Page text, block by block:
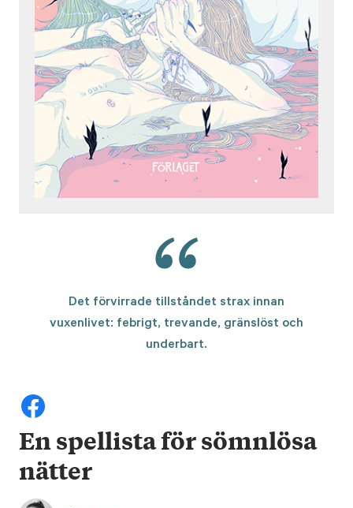
Det förvirrade tillståndet strax innan
vuxenlivet: febrigt, trevande, gränslöst och
underbart.
En spellista för sömnlösa
nätter